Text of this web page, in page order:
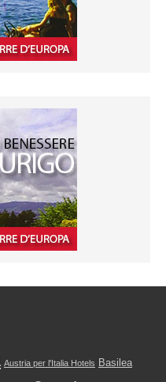
Austria per l'Italia Hotels Basilea